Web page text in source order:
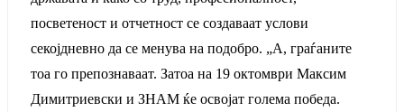
посветеност и отчетност се создаваат услови
секојдневно да се менува на подобро. „А, граѓаните
тоа го препознаваат. Затоа на 19 октомври Максим
Димитриевски и ЗНАМ ќе освојат голема победа.